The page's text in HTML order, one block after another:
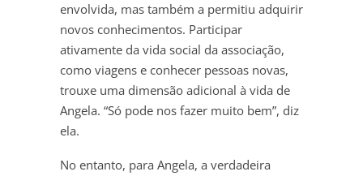
envolvida, mas também a permitiu adquirir
novos conhecimentos. Participar
ativamente da vida social da associação,
como viagens e conhecer pessoas novas,
trouxe uma dimensão adicional à vida de
Angela. “Só pode nos fazer muito bem”, diz
ela.
No entanto, para Angela, a verdadeira